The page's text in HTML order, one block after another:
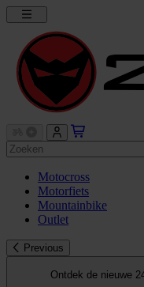
Motocross
Motorfiets
Mountainbike
Outlet
Previous
Ontdek de nieuwe